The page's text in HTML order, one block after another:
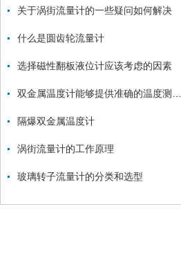
关于涡街流量计的一些疑问如何解决
什么是圆齿轮流量计
选择磁性翻板液位计应该考虑的因素
隔爆双金属温度计
涡街流量计的工作原理
玻璃转子流量计的分类和选型